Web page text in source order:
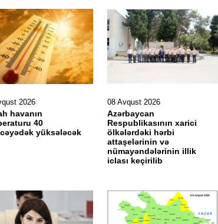
2026
havanın
40
yüksələcək
08 Avqust 2026
Azərbaycan
Respublikasının xarici
ölkələrdəki hərbi
attaşelərinin və
nümayəndələrinin illik
iclası keçirilib